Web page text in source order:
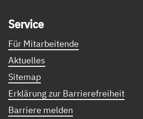
Ser­vice
Für Mitarbeitende
Aktuelles
Sitemap
Erklärung zur Barrierefreiheit
Barriere melden